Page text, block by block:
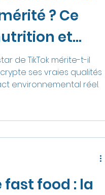
? Ce
et
de TikTok mérite-t-il
ses vraies qualités
environnemental réel.
food : la